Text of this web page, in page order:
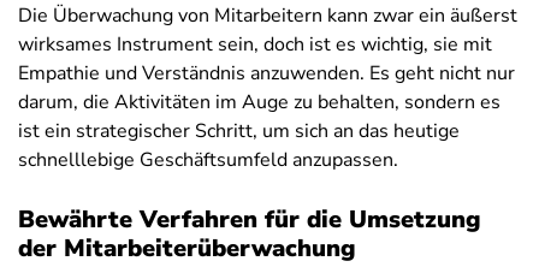
Die Überwachung von Mitarbeitern kann zwar ein äußerst
wirksames Instrument sein, doch ist es wichtig, sie mit
Empathie und Verständnis anzuwenden. Es geht nicht nur
darum, die Aktivitäten im Auge zu behalten, sondern es
ist ein strategischer Schritt, um sich an das heutige
schnelllebige Geschäftsumfeld anzupassen.
Bewährte Verfahren für die Umsetzung
der Mitarbeiterüberwachung